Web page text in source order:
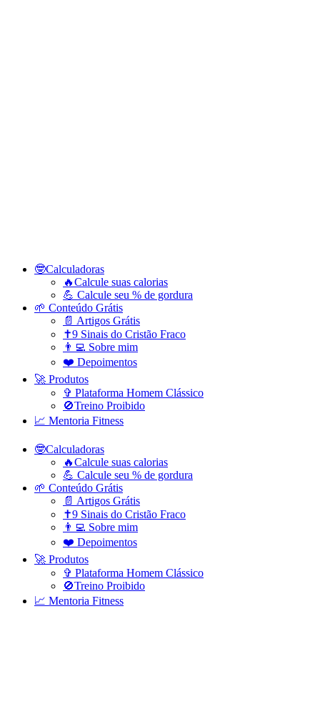
🤓Calculadoras
🔥Calcule suas calorias
💪 Calcule seu % de gordura
🌱 Conteúdo Grátis
📄 Artigos Grátis
✝️9 Sinais do Cristão Fraco
👨‍💻 Sobre mim
❤️ Depoimentos
🚀 Produtos
✞ Plataforma Homem Clássico
🚫Treino Proibido
📈 Mentoria Fitness
🤓Calculadoras
🔥Calcule suas calorias
💪 Calcule seu % de gordura
🌱 Conteúdo Grátis
📄 Artigos Grátis
✝️9 Sinais do Cristão Fraco
👨‍💻 Sobre mim
❤️ Depoimentos
🚀 Produtos
✞ Plataforma Homem Clássico
🚫Treino Proibido
📈 Mentoria Fitness